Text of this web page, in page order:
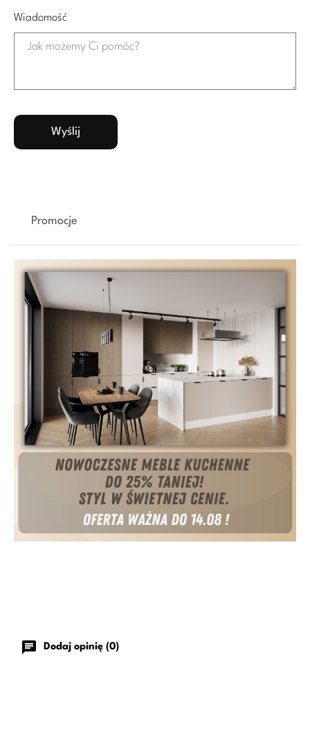
Wiadomość
Promocje
chat Dodaj opinię (0)